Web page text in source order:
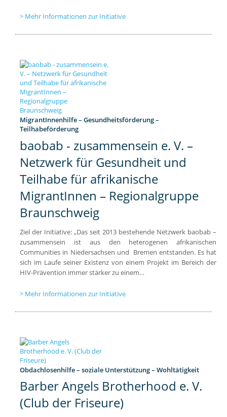
Mehr Informationen zur Initiative
MigrantInnenhilfe – Gesundheitsförderung –
Teilhabeförderung
baobab - zusammensein e. V. –
Netzwerk für Gesundheit und
Teilhabe für afrikanische
MigrantInnen – Regionalgruppe
Braunschweig
Ziel der Initiative: „Das seit 2013 bestehende Netzwerk baobab –
zusammensein ist aus den heterogenen afrikanischen
Communities in Niedersachsen und Bremen entstanden. Es hat
sich im Laufe seiner Existenz von einem Projekt im Bereich der
HIV-Prävention immer stärker zu einem…
Mehr Informationen zur Initiative
Obdachlosenhilfe – soziale Unterstützung – Wohltätigkeit
Barber Angels Brotherhood e. V.
(Club der Friseure)